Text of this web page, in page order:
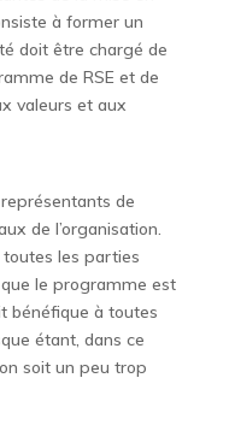
à former un
doit être chargé de
de RSE et de
valeurs et aux
de
de l’organisation.
toutes les parties
le programme est
bénéfique à toutes
étant, dans ce
soit un peu trop